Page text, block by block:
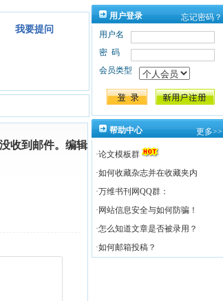
我要提问
收到邮件。编辑
用户登录
忘记密码？
用户名
密码
会员类型
帮助中心 更多>>
·论文模板群
·如何收藏杂志并在收藏夹内
·万维书刊网QQ群：
· 网站信息安全与如何防骗！
·怎么知道文章是否被录用？
·如何邮箱投稿？